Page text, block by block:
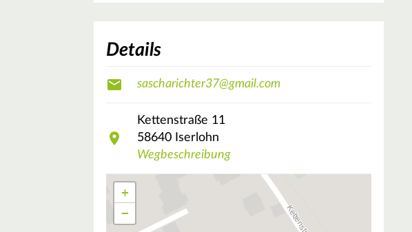
Details
sascharichter37@gmail.com
Kettenstraße 11
58640 Iserlohn
Wegbeschreibung
+
−